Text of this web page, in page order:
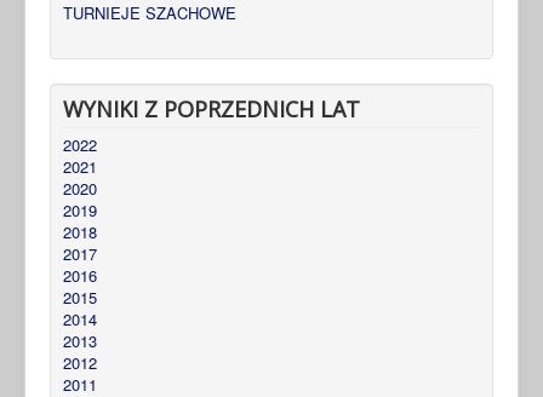
TURNIEJE SZACHOWE
WYNIKI Z POPRZEDNICH LAT
2022
2021
2020
2019
2018
2017
2016
2015
2014
2013
2012
2011